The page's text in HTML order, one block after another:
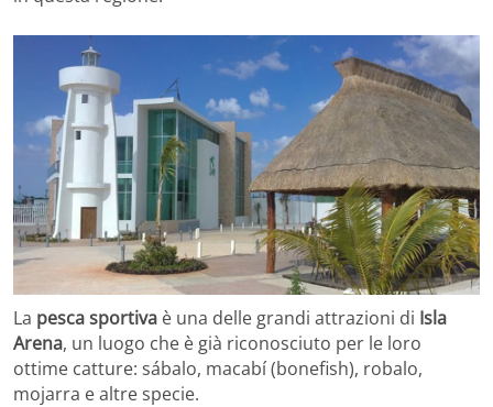
La pesca sportiva è una delle grandi attrazioni di Isla
Arena, un luogo che è già riconosciuto per le loro
ottime catture: sábalo, macabí (bonefish), robalo,
mojarra e altre specie.